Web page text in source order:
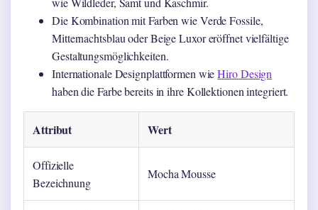
Die Kombination mit Farben wie Verde Fossile,
Mitternachtsblau oder Beige Luxor eröffnet vielfältige
Gestaltungsmöglichkeiten.
Internationale Designplattformen wieHiro Design
haben die Farbe bereits in ihre Kollektionen integriert.
Attribut Wert
Offizielle
Bezeichnung
Mocha Mousse